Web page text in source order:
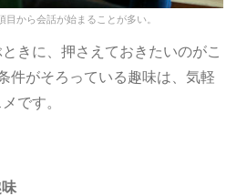
から会話が始まることが多い。
きに、押さえておきたいのがこ
件がそろっている趣味は、気軽
です。